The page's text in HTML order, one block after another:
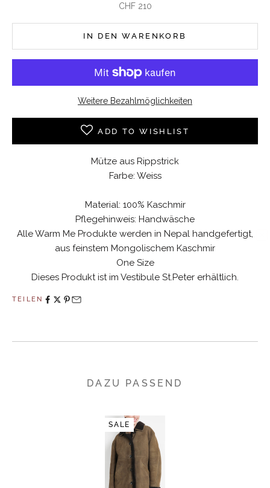
Angebot
CHF 210
IN DEN WARENKORB
Weitere Bezahlmöglichkeiten
ADD TO WISHLIST
Mütze aus Rippstrick
Farbe: Weiss
Material: 100% Kaschmir
Pflegehinweis: Handwäsche
Alle Warm Me Produkte werden in Nepal handgefertigt,
aus feinstem Mongolischem Kaschmir
One Size
Dieses Produkt ist im Vestibule St.Peter erhältlich.
TEILEN
DAZU PASSEND
SALE
10% WILLKOMMENSRABATT
Melden Sie sich jetzt zu unserem Newsletter an und
ANMELDEN